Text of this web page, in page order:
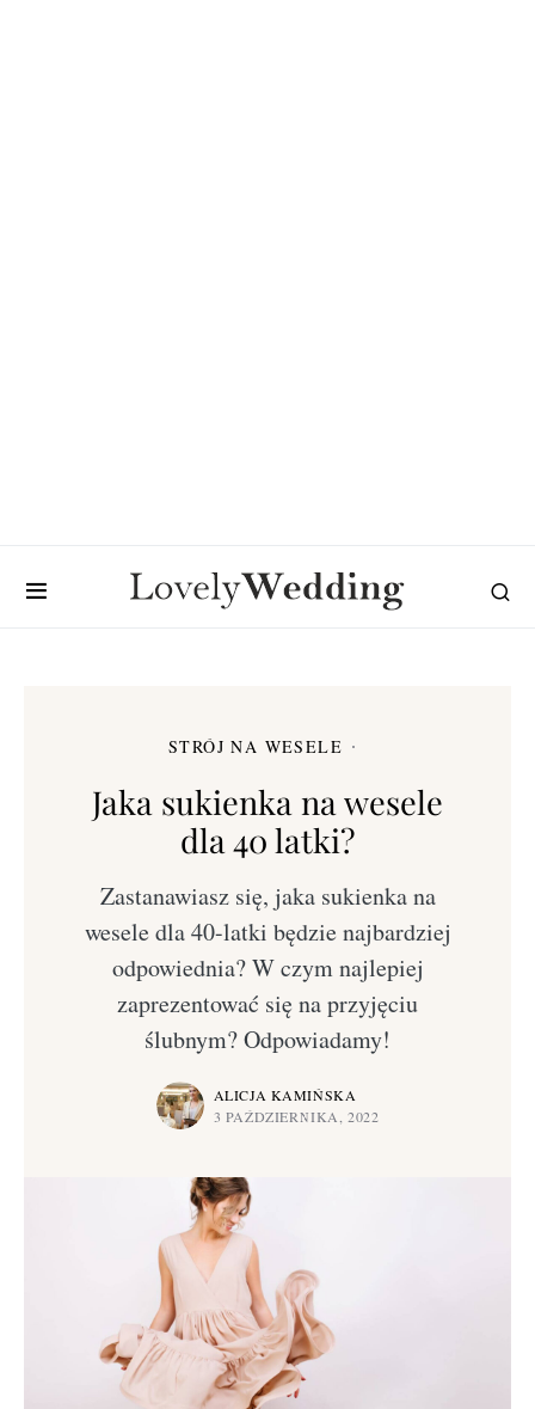
STRÓJ NA WESELE
Jaka sukienka na wesele
dla 40 latki?
Zastanawiasz się, jaka sukienka na
wesele dla 40-latki będzie najbardziej
odpowiednia? W czym najlepiej
zaprezentować się na przyjęciu
ślubnym? Odpowiadamy!
ALICJA KAMIŃSKA
3 PAŹDZIERNIKA, 2022